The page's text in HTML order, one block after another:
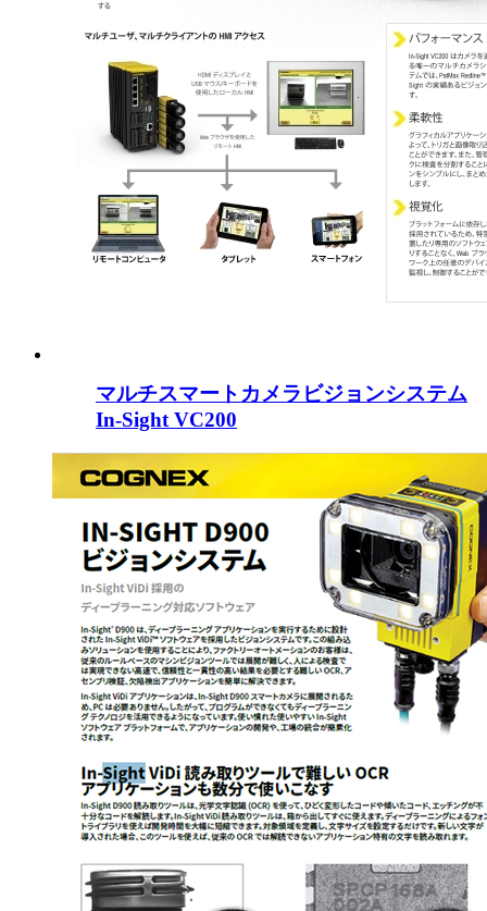
マルチスマートカメラビジョンシステム
In-Sight VC200